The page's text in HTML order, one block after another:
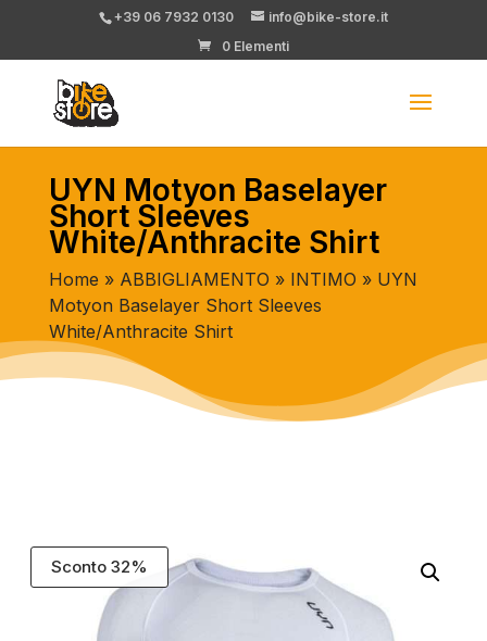
+39 06 7932 0130
info@bike-store.it
0 Elementi
UYN Motyon Baselayer
Short Sleeves
White/Anthracite Shirt
Home » ABBIGLIAMENTO » INTIMO » UYN
Motyon Baselayer Short Sleeves
White/Anthracite Shirt
Sconto 32%